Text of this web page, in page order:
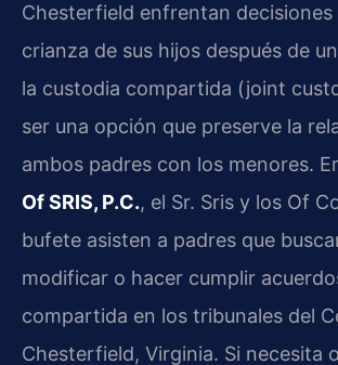
Chesterfield enfrentan decisiones
crianza de sus hijos después de
la custodia compartida (joint
ser una opción que preserve la
ambos padres con los menores.
Of SRIS, P.C., el Sr. Sris y los Of
bufete asisten a padres que
modificar o hacer cumplir
compartida en los tribunales del
Chesterfield, Virginia. Si necesita